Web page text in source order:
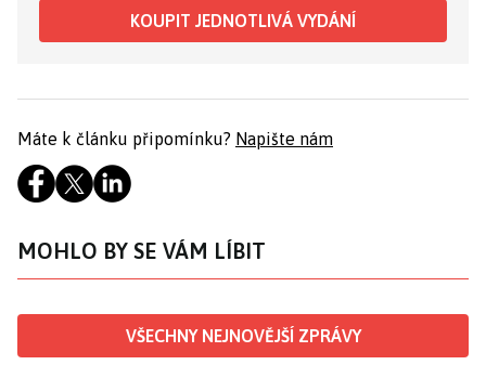
KOUPIT JEDNOTLIVÁ VYDÁNÍ
Máte k článku připomínku? Napište nám
MOHLO BY SE VÁM LÍBIT
VŠECHNY NEJNOVĚJŠÍ ZPRÁVY